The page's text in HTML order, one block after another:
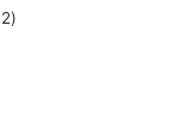
(18,872)